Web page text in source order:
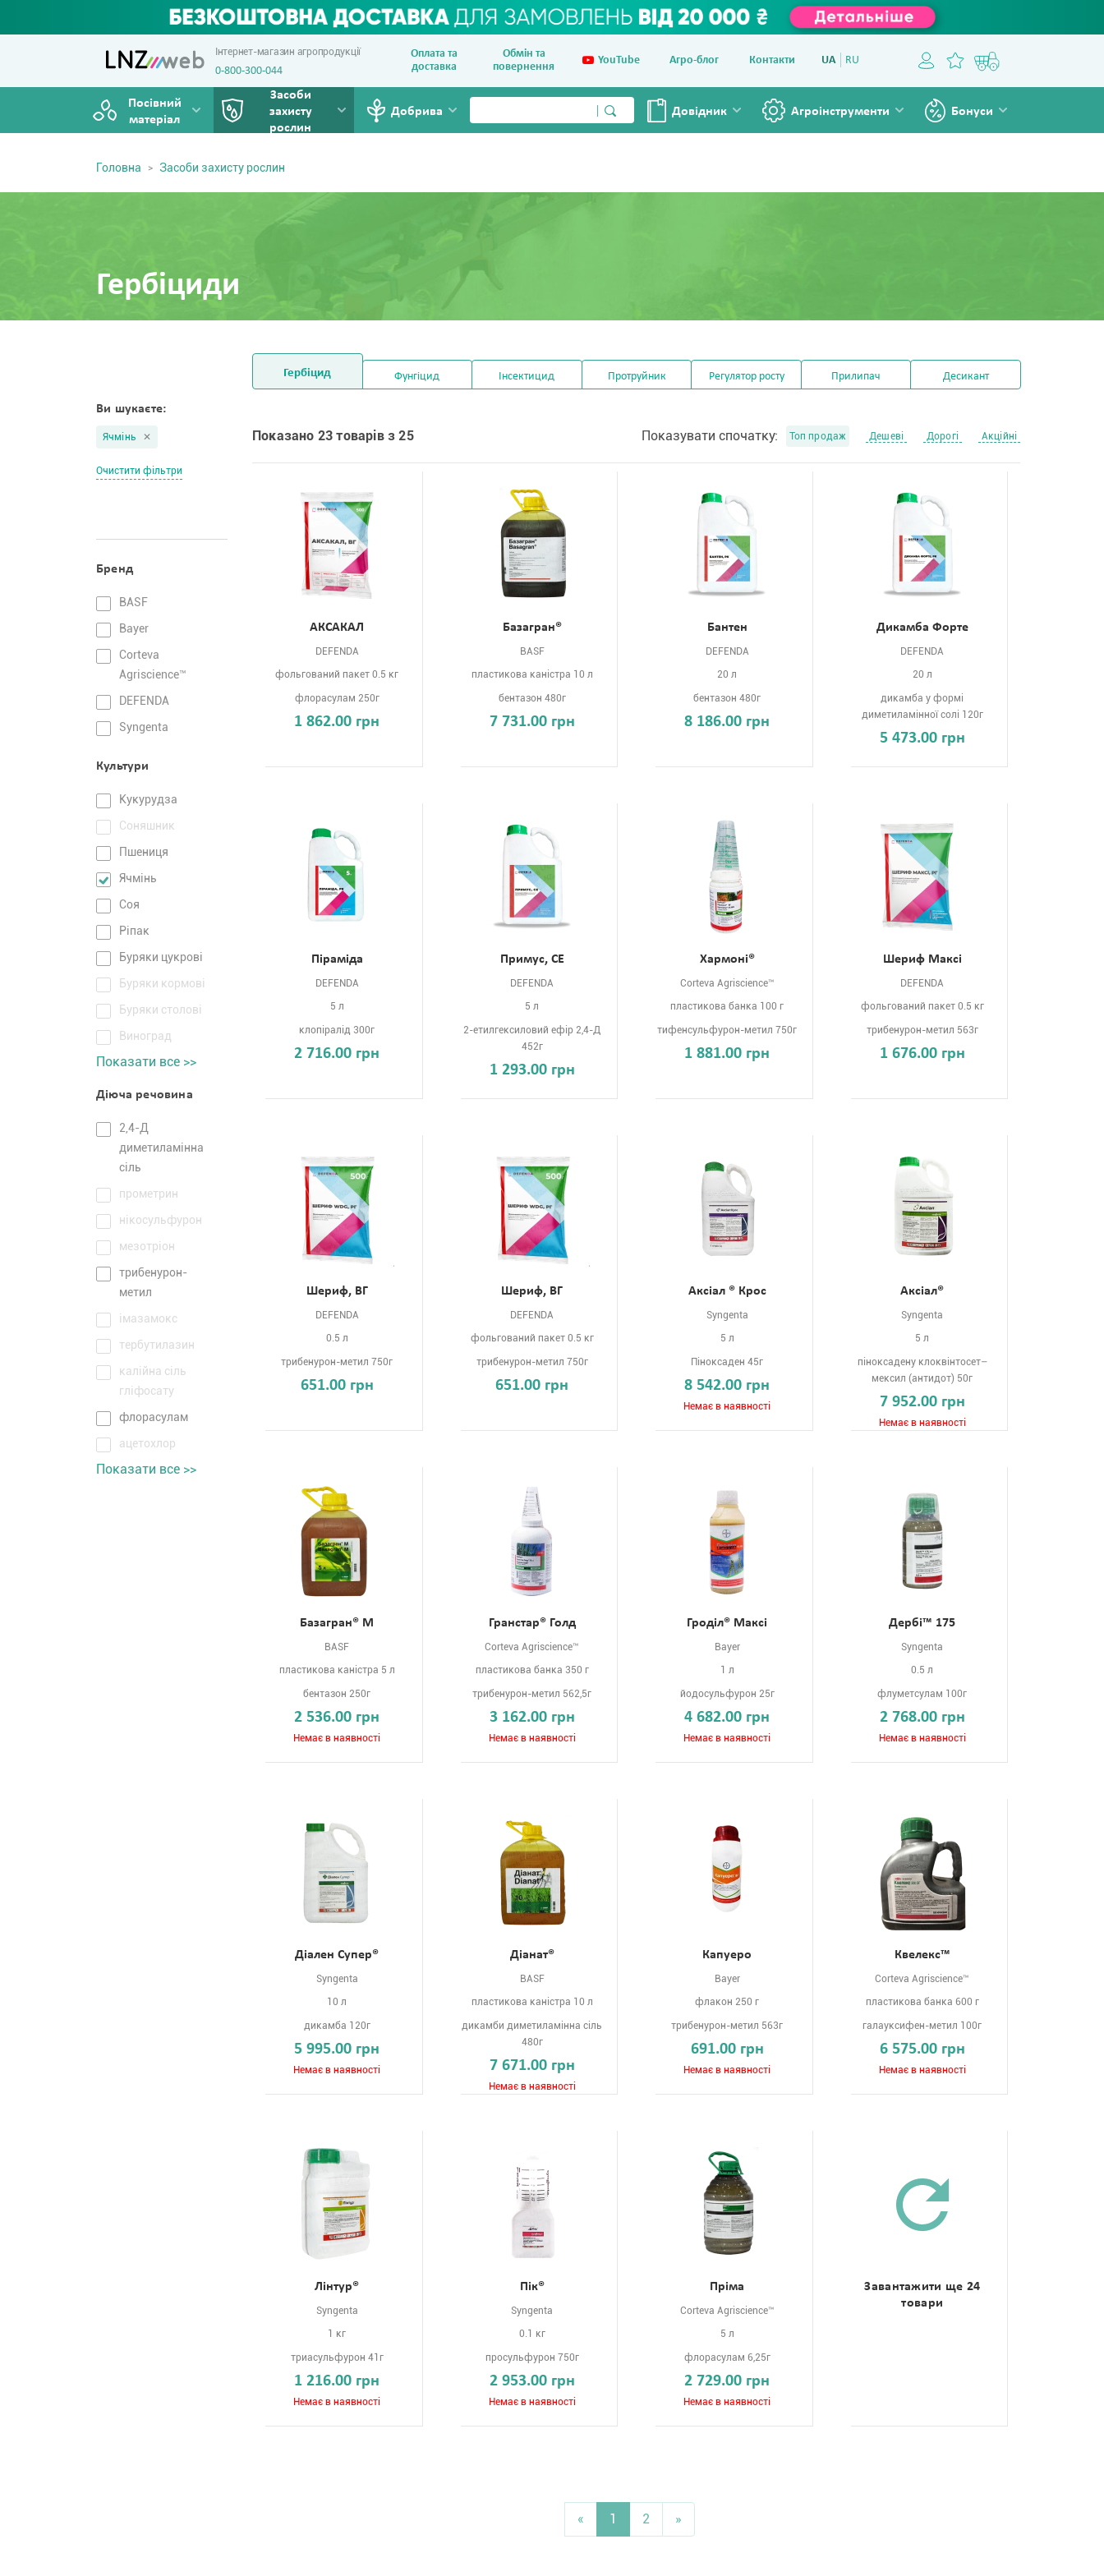
Інтернет-магазин агропродукції
0-800-300-044
Оплата та
доставка
Обмін та
повернення
YouTube Агро-блог Контакти UA RU
Посівний
матеріал
Засоби
захисту
рослин
Добрива Довiдник Агроінструменти Бонуси
Головна Засоби захисту рослин
Гербіциди
Ви шукаєте:
Ячмінь
Очистити фільтри
Бренд
BASF
Bayer
Corteva
Agriscience™
DEFENDA
Syngenta
Культури
Кукурудза
Соняшник
Пшениця
Ячмінь
Соя
Ріпак
Буряки цукрові
Буряки кормові
Буряки столові
Виноград
Показати все >>
Діюча речовина
2,4-Д
диметиламінна
сіль
прометрин
нікосульфурон
мезотріон
трибенурон-
метил
імазамокс
тербутилазин
калійна сіль
гліфосату
флорасулам
ацетохлор
Показати все >>
Гербіцид Фунгіцид Інсектицид Протруйник Регулятор росту Прилипач Десикант
Показувати спочатку: Топ продаж Дешеві Дорогі Акційні
Показано 23 товарів з 25
АКСАКАЛ
DEFENDA
фольгований пакет 0.5 кг
флорасулам 250г
1 862.00 грн
Базагран®
BASF
пластикова каністра 10 л
бентазон 480г
7 731.00 грн
Бантен
DEFENDA
20 л
бентазон 480г
8 186.00 грн
Дикамба Форте
DEFENDA
20 л
дикамба у формі
диметиламінної солі 120г
5 473.00 грн
Піраміда
DEFENDA
5 л
клопіралід 300г
2 716.00 грн
Примус, СЕ
DEFENDA
5 л
2-етилгексиловий ефір 2,4-Д
452г
1 293.00 грн
Хармоні®
Corteva Agriscience™
пластикова банка 100 г
тифенсульфурон-метил 750г
1 881.00 грн
Шериф Максі
DEFENDA
фольгований пакет 0.5 кг
трибенурон-метил 563г
1 676.00 грн
Шериф, ВГ
DEFENDA
0.5 л
трибенурон-метил 750г
651.00 грн
Шериф, ВГ
DEFENDA
фольгований пакет 0.5 кг
трибенурон-метил 750г
651.00 грн
Аксіал ® Крос
Syngenta
5 л
Піноксаден 45г
8 542.00 грн
Немає в наявності
Аксіал®
Syngenta
5 л
піноксадену клоквінтосет–
мексил (антидот) 50г
7 952.00 грн
Немає в наявності
Базагран® М
BASF
пластикова каністра 5 л
бентазон 250г
2 536.00 грн
Немає в наявності
Гранстар® Голд
Corteva Agriscience™
пластикова банка 350 г
трибенурон-метил 562,5г
3 162.00 грн
Немає в наявності
Гроділ® Максі
Bayer
1 л
йодосульфурон 25г
4 682.00 грн
Немає в наявності
Дербі™ 175
Syngenta
0.5 л
флуметсулам 100г
2 768.00 грн
Немає в наявності
Діален Супер®
Syngenta
10 л
дикамба 120г
5 995.00 грн
Немає в наявності
Діанат®
BASF
пластикова каністра 10 л
дикамби диметиламінна сіль
480г
7 671.00 грн
Немає в наявності
Капуеро
Bayer
флакон 250 г
трибенурон-метил 563г
691.00 грн
Немає в наявності
Квелекс™
Corteva Agriscience™
пластикова банка 600 г
галауксифен-метил 100г
6 575.00 грн
Немає в наявності
Лінтур®
Syngenta
1 кг
триасульфурон 41г
1 216.00 грн
Немає в наявності
Пік®
Syngenta
0.1 кг
просульфурон 750г
2 953.00 грн
Немає в наявності
Пріма
Corteva Agriscience™
5 л
флорасулам 6,25г
2 729.00 грн
Немає в наявності
Завантажити ще 24
товари
« 1 2 »